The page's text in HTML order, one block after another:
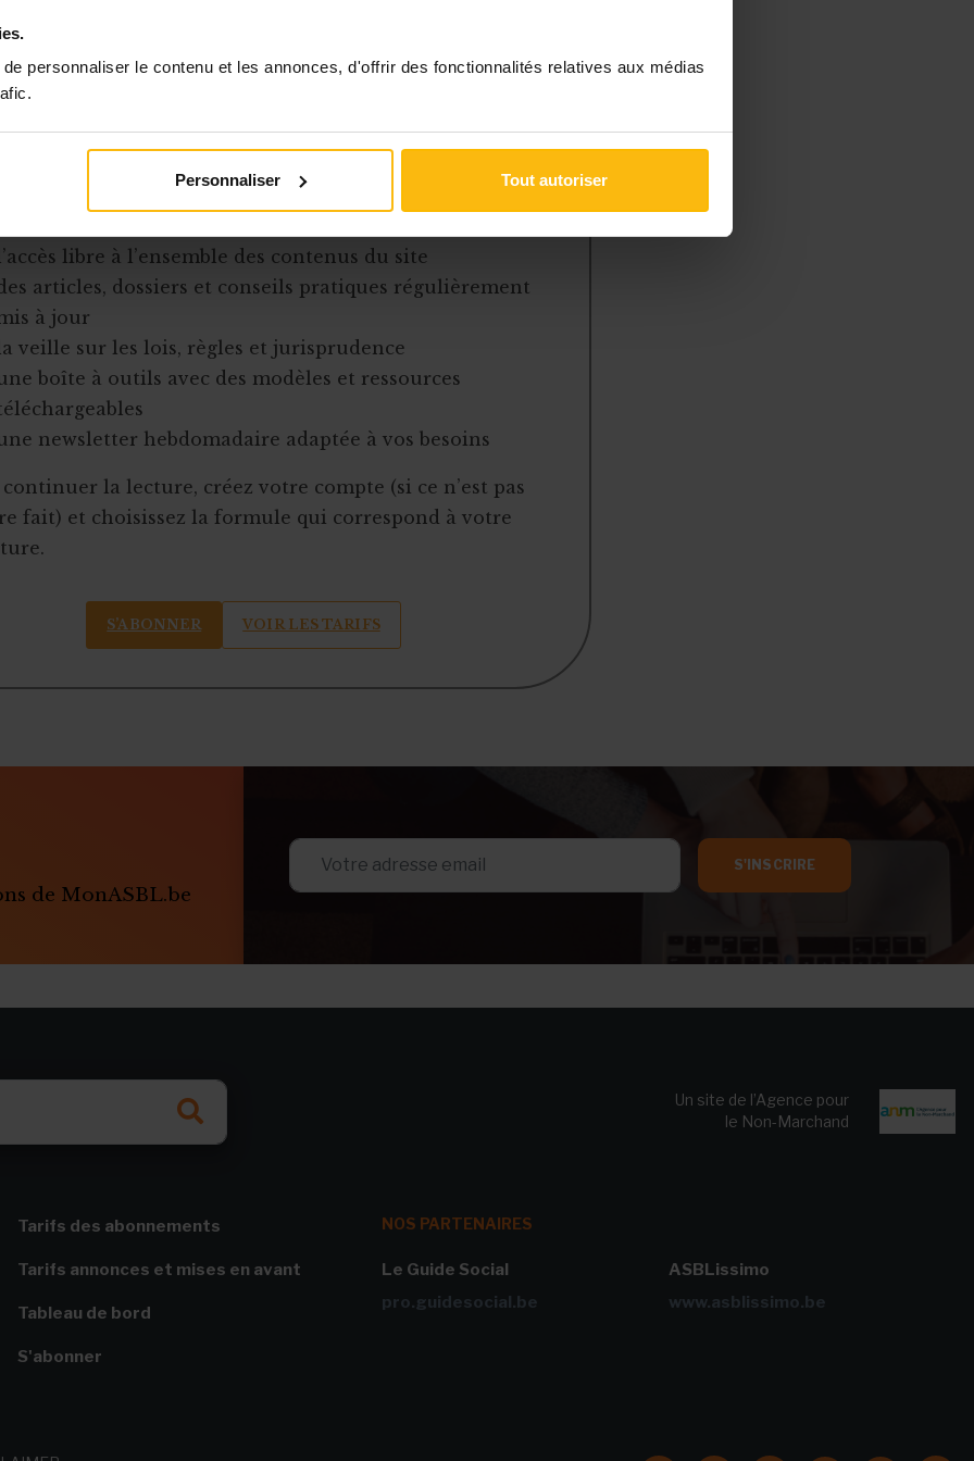
personnaliser le contenu et les annonces, d'offrir des fonctionnalités relatives aux médias
Personnaliser Tout autoriser
Cet article est réservé aux abonnés
MonASBL vous donne un accès complet à des
pratiques et à une expertise actualisée pour gérer
votre abonnement, vous bénéficiez de :
libre à l’ensemble des contenus du site
articles, dossiers et conseils pratiques régulièrement
à jour
veille sur les lois, règles et jurisprudence
boîte à outils avec des modèles et ressources
newsletter hebdomadaire adaptée à vos besoins
la lecture, créez votre compte (si ce n’est pas
fait) et choisissez la formule qui correspond à votre
S’ABONNER VOIR LES TARIFS
de MonASBL.be
S'INSCRIRE
Un site de l’Agence pour
le Non-Marchand
Tarifs des abonnements
Tarifs annonces et mises en avant
Tableau de bord
S'abonner
NOS PARTENAIRES
Le Guide Social
pro.guidesocial.be
ASBLissimo
www.asblissimo.be